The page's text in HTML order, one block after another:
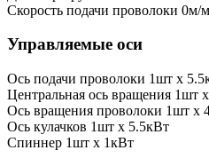
Скорость подачи проволоки 0м/
Управляемые оси
Ось подачи проволоки 1шт x
Центральная ось вращения 1шт
Ось вращения проволоки 1шт x
Ось кулачков 1шт x 5.5кВт
Спиннер 1шт x 1кВт